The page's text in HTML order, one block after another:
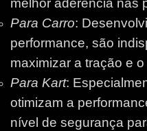
melhor aderência nas
Para Carro:
performance, são
maximizar a tração e
Para Kart:
otimizam a
nível de segurança